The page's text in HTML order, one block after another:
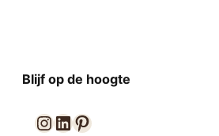
Blijf op de hoogte